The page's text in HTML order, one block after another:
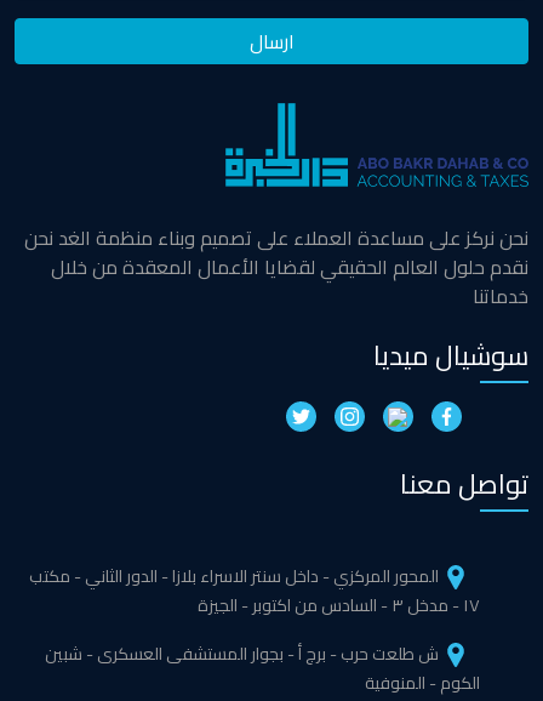
نحن نركز على مساعدة العملاء على تصميم وبناء منظمة الغد نحن
نقدم حلول العالم الحقيقي لقضايا الأعمال المعقدة من خلال
خدماتنا
سوشيال ميديا
تواصل معنا
المحور المركزي - داخل سنتر الاسراء بلازا - الدور الثاني - مكتب
١٧ - مدخل ٣ - السادس من اكتوبر - الجيزة
ش طلعت حرب - برج أ - بجوار المستشفى العسكرى - شبين
الكوم - المنوفية